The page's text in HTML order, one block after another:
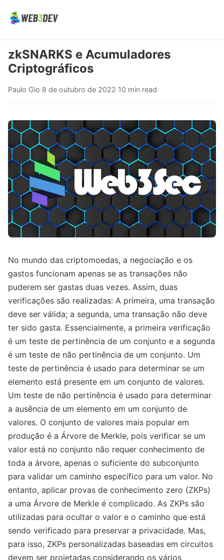
zkSNARKS e Acumuladores
Criptográficos
Paulo Gio·8 de outubro de 2022·10 min read
No mundo das criptomoedas, a negociação e os
gastos funcionam apenas se as transações não
puderem ser gastas duas vezes. Assim, duas
verificações são realizadas: A primeira, uma transação
deve ser válida; a segunda, uma transação não deve
ter sido gasta. Essencialmente, a primeira verificação
é um teste de pertinência de um conjunto e a segunda
é um teste de não pertinência de um conjunto. Um
teste de pertinência é usado para determinar se um
elemento está presente em um conjunto de valores.
Um teste de não pertinência é usado para determinar
a ausência de um elemento em um conjunto de
valores. O conjunto de valores mais popular em
produção é a Árvore de Merkle, pois verificar se um
valor está no conjunto não requer conhecimento de
toda a árvore, apenas o suficiente do subconjunto
para validar um caminho específico para um valor. No
entanto, aplicar provas de conhecimento zero (ZKPs)
a uma Árvore de Merkle é complicado. As ZKPs são
utilizadas para ocultar o valor e o caminho que está
sendo verificado para preservar a privacidade. Mas,
para isso, ZKPs personalizadas baseadas em circuitos
devem ser projetadas considerando os vários